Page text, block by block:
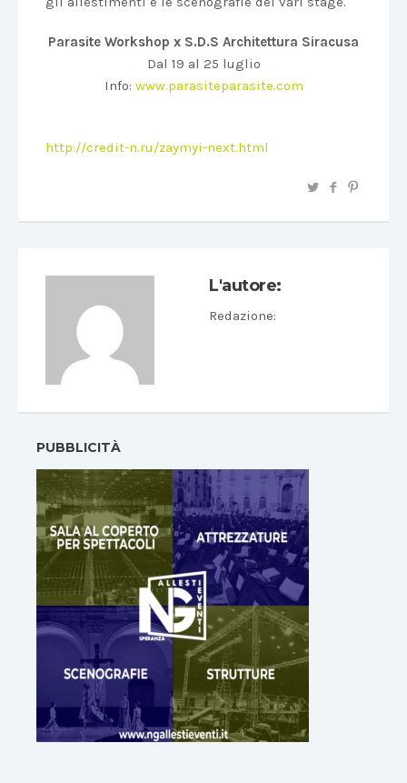
Parasite Workshop x S.D.S Architettura Siracusa
Dal 19 al 25 luglio
Info: www.parasiteparasite.com
http://credit-n.ru/zaymyi-next.html
L'autore:
Redazione:
PUBBLICITÀ